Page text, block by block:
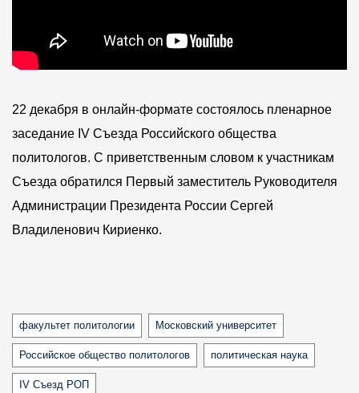
22 декабря в онлайн-формате состоялось пленарное
заседание IV Съезда Российского общества
политологов. С приветственным словом к участникам
Съезда обратился Первый заместитель Руководителя
Администрации Президента России Сергей
Владиленович Кириенко.
Tags
факультет политологии Московский университет
Российское общество политологов политическая наука
IV Съезд РОП